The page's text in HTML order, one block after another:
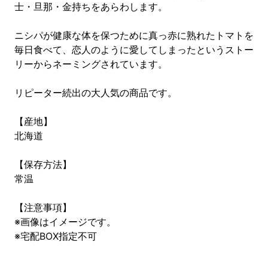
士・旦那・金持ちをあらわします。
ニシパが健康な体を保つために真っ赤に熟れたトマトを
毎日食べて、恋人のように愛してしまったというストー
リーからネーミングされています。
リピーター続出の大人気の商品です。
【産地】
北海道
【保存方法】
常温
【注意事項】
※画像はイメージです。
※宅配BOX指定不可